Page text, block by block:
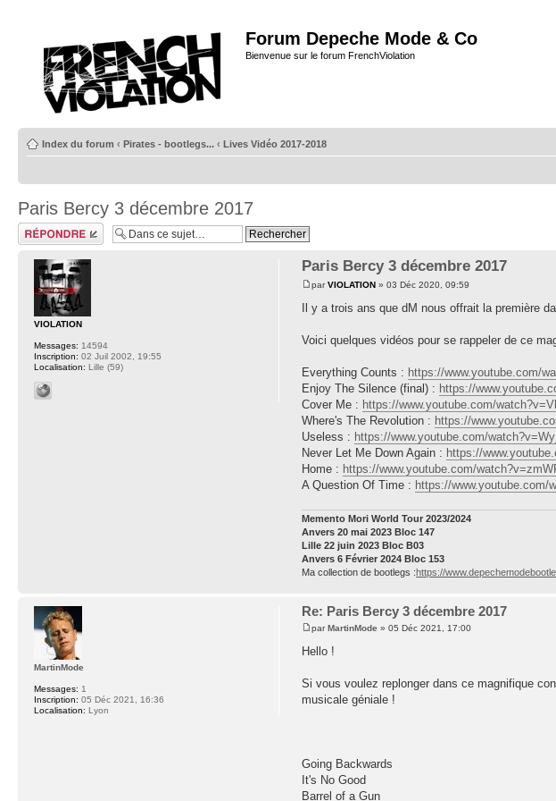
Forum Depeche Mode & Co
Bienvenue sur le forum FrenchViolation
Index du forum ‹ Pirates - bootlegs... ‹ Lives Vidéo 2017-2018
Paris Bercy 3 décembre 2017
Répondre
Paris Bercy 3 décembre 2017
parVIOLATION » 03 Déc 2020, 09:59
Il y a trois ans que dM nous offrait la première
Voici quelques vidéos pour se rappeler de ce
Everything Counts : https://www.youtube.com/
Enjoy The Silence (final) : https://
Cover Me : https://www.youtube.com/
Where's The Revolution : https://
Useless : https://www.youtube.com/
Never Let Me Down Again : https://
Home : https://www.youtube.com/
A Question Of Time : https://www.youtube.com/
Memento Mori World Tour 2023/2024
Anvers 20 mai 2023 Bloc 147
Lille 22 juin 2023 Bloc B03
Anvers 6 Février 2024 Bloc 153
Ma collection de bootlegs :https://
VIOLATION
Messages: 14594
Inscription: 02 Juil 2002, 19:55
Localisation: Lille (59)
Re: Paris Bercy 3 décembre 2017
parMartinMode » 05 Déc 2021, 17:00
Hello !
Si vous voulez replonger dans ce magnifique
musicale géniale !
Going Backwards
It's No Good
Barrel of a Gun
MartinMode
Messages: 1
Inscription: 05 Déc 2021, 16:36
Localisation: Lyon